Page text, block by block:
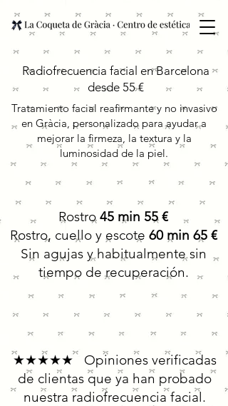
Radiofrecuencia facial en Barcelona
desde 55 €
Tratamiento facial reafirmante y no invasivo
en Gràcia, personalizado para ayudar a
mejorar la firmeza, la textura y la
luminosidad de la piel.
Rostro45 min 55 €
Rostro, cuello y escote 60 min 65 €
Sin agujas y habitualmente sin
tiempo de recuperación.
★★★★★ Opiniones verificadas
de clientas que ya han probado
nuestra radiofrecuencia facial.